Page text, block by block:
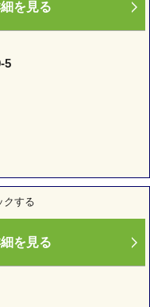
を見る
5
クする
を見る